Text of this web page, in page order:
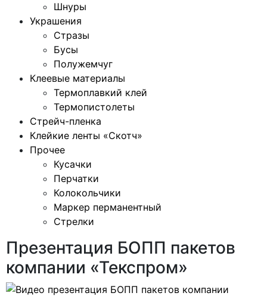
Шнуры
Украшения
Стразы
Бусы
Полужемчуг
Клеевые материалы
Термоплавкий клей
Термопистолеты
Стрейч-пленка
Клейкие ленты «Скотч»
Прочее
Кусачки
Перчатки
Колокольчики
Маркер перманентный
Стрелки
Презентация БОПП пакетов
компании «Текспром»